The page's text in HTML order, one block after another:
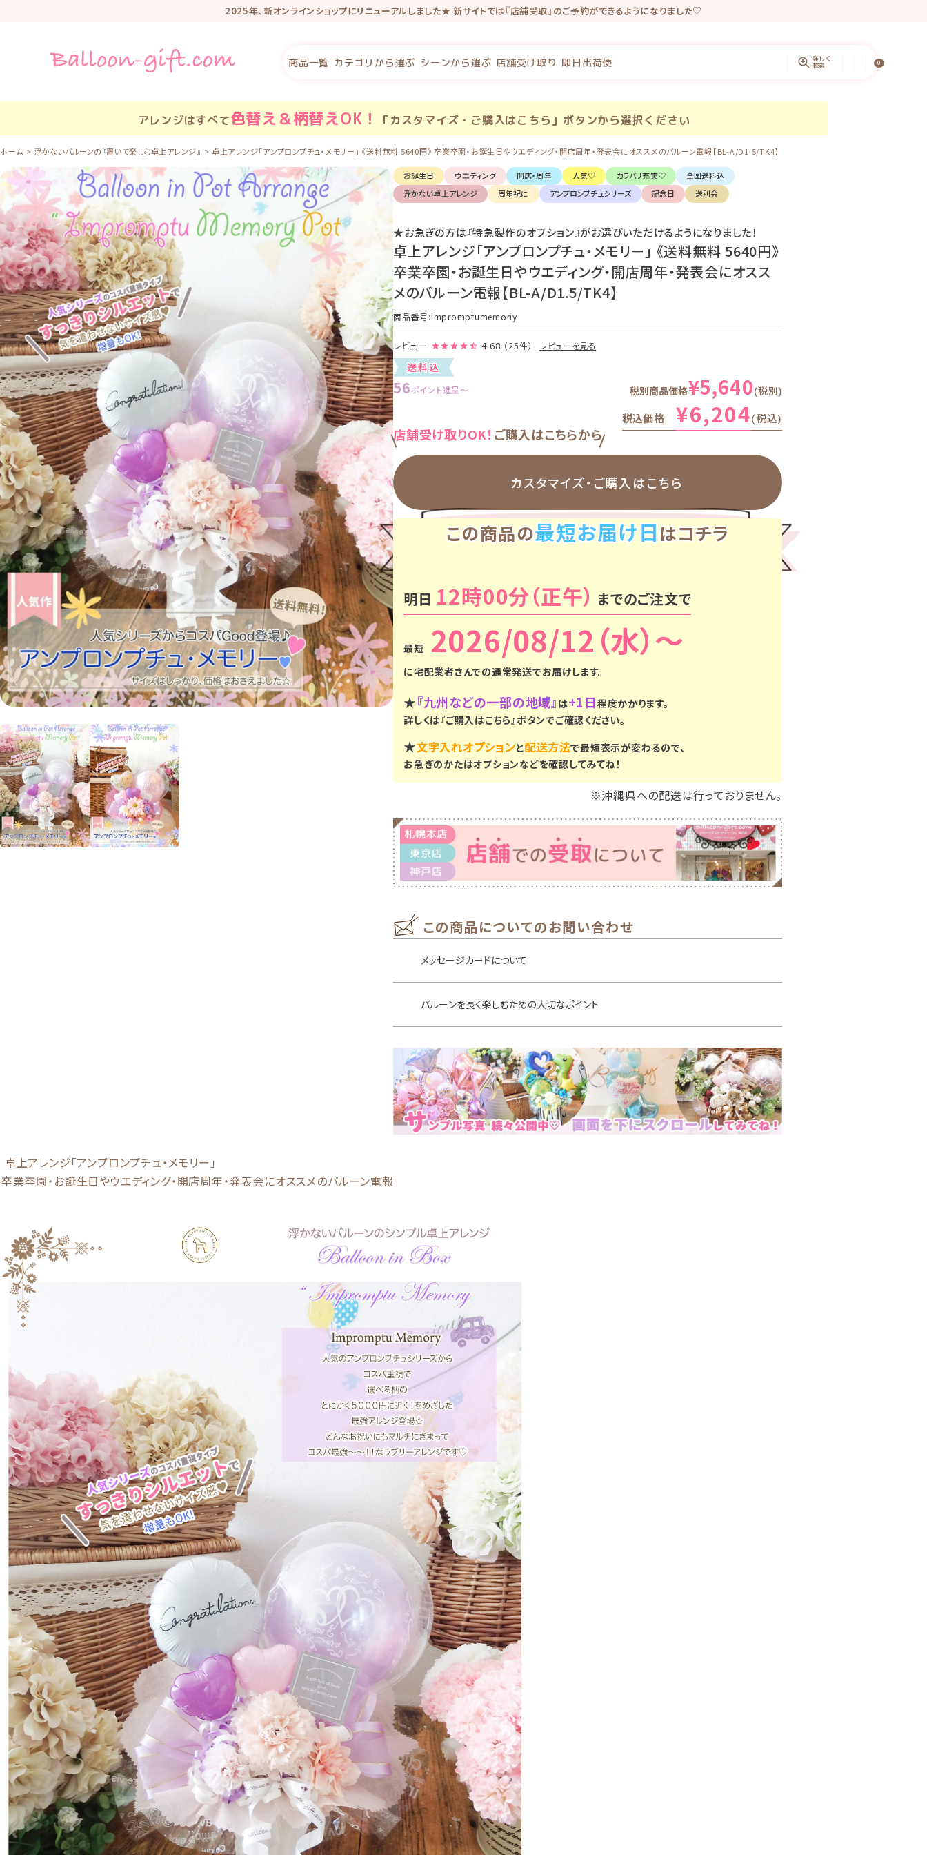
2025年、新オンラインショップにリニューアルしました★ 新サイトでは『店舗受取』のご予約ができるようになりました♡
リニューアル記念で新規会員登録で100P・既存会員様も初回新サイトログインで100Pプレゼントしています。
商品一覧 カテゴリから選ぶ シーンから選ぶ 店舗受け取り 即日出荷便 詳しく
検索 0
アレンジはすべて色替え＆柄替えOK！ 「カスタマイズ・ご購入はこちら」ボタンから選択ください
ホーム 浮かないバルーンの『置いて楽しむ卓上アレンジ』 卓上アレンジ「アンプロンプチュ・メモリー」 《送料無料 5640円》 卒業卒園・お誕生日やウエディング・開店周年・発表会にオススメのバルーン電報【BL-A/D1.5/TK4】
お誕生日 ウエディング 開店・周年 人気♡ カラバリ充実♡
全国送料込
浮かない卓上アレンジ
周年祝に アンプロンプチュシリーズ 記念日 送別会
★お急ぎの方は『特急製作のオプション』がお選びいただけるようになりました！
卓上アレンジ「アンプロンプチュ・メモリー」 《送料無料 5640円》
卒業卒園・お誕生日やウエディング・開店周年・発表会にオスス
メのバルーン電報【BL-A/D1.5/TK4】
商品番号 impromptumemoriy
レビュー 4.68 （25件） レビューを見る
送料込
56ポイント進呈 〜 税別商品価格¥5,640 税別
税込価格 ¥6,204 税込
店舗受け取りOK！ ご購入はこちらから
カスタマイズ・ ご購入はこちら
この商品の最短お届け日はコチラ
明日 12時00分 までのご注文で
2026/08/12（水）
に宅配業者さんでの通常発送でお届けします。
★『九州などの一部の地域』 は+1日程度かかります。
詳しくは『ご購入はこちら』ボタンでご確認ください。
★文字入れオプションと配送方法で最短表示が変わるので、
お急ぎのかたはオプションなどを確認してみてね！
※沖縄県への配送は行っておりません。
この商品についてのお問い合わせ
メッセージカードについて
バルーンを長く楽しむための大切なポイント
卓上アレンジ「アンプロンプチュ・メモリー」
卒業卒園・お誕生日やウエディング・開店周年・発表会にオススメのバルーン電報